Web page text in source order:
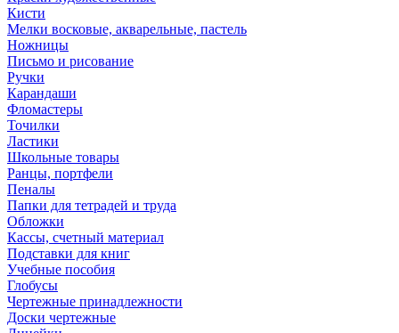
Кисти
Мелки восковые, акварельные, пастель
Ножницы
Письмо и рисование
Ручки
Карандаши
Фломастеры
Точилки
Ластики
Школьные товары
Ранцы, портфели
Пеналы
Папки для тетрадей и труда
Обложки
Кассы, счетный материал
Подставки для книг
Учебные пособия
Глобусы
Чертежные принадлежности
Доски чертежные